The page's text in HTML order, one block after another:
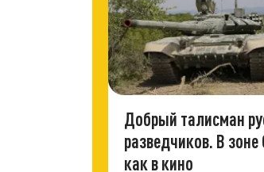
Добрый талисман
разведчиков. В
как в кино